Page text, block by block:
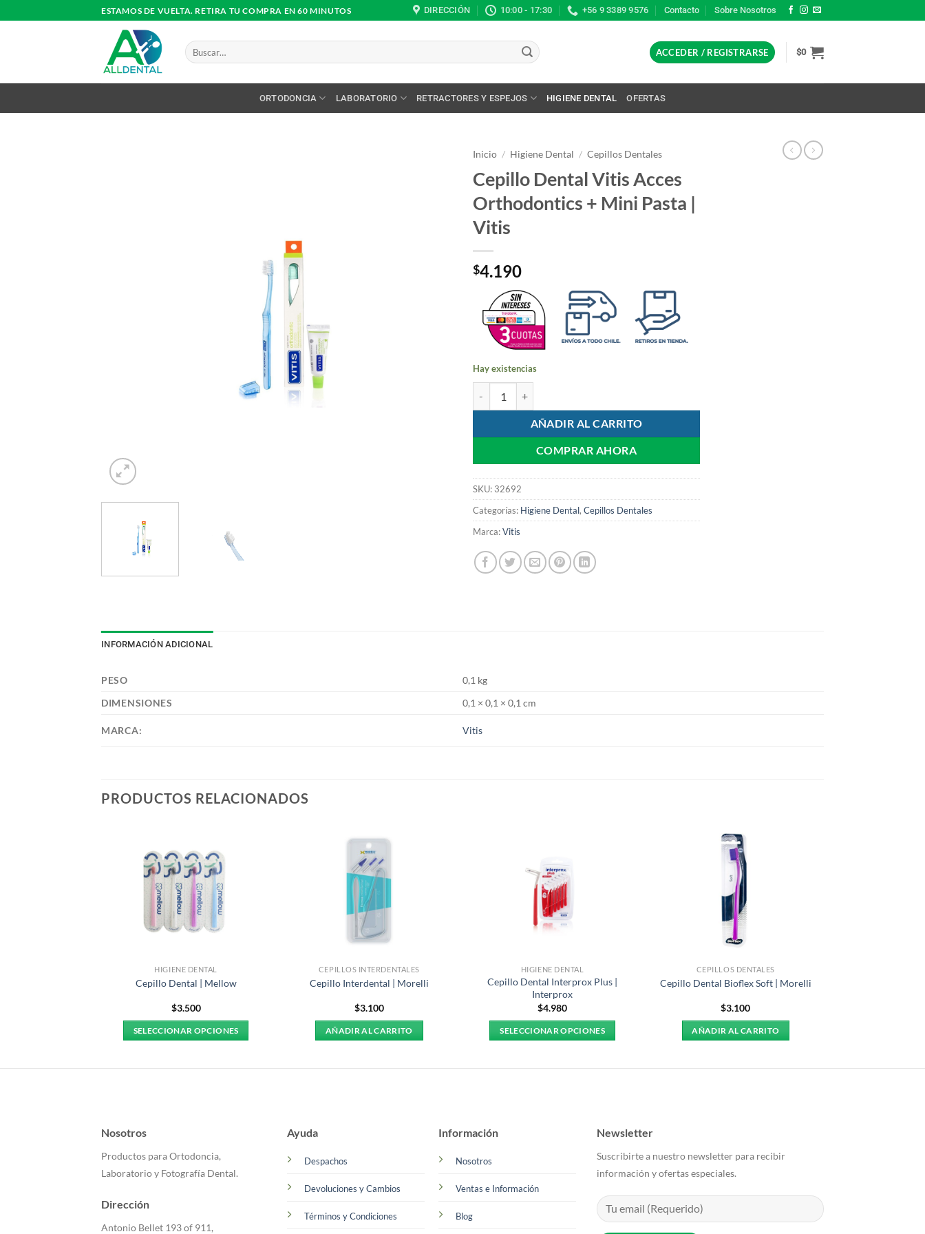
al
ESTAMOS DE VUELTA. RETIRA TU COMPRA EN 60 MINUTOS DIRECCIÓN 10:00 - 17:30 +56 9 3389 9576 Contacto Sobre Nosotros
Buscar
por:
ACCEDER / REGISTRARSE $0
ORTODONCIA LABORATORIO RETRACTORES Y ESPEJOS HIGIENE DENTAL OFERTAS
Inicio / Higiene Dental / Cepillos Dentales
Cepillo Dental Vitis Acces
Orthodontics + Mini Pasta |
Vitis
$4.190
Hay existencias
AÑADIR AL CARRITO
COMPRAR AHORA
SKU: 32692
Categorías: Higiene Dental, Cepillos Dentales
Marca:Vitis
INFORMACIÓN ADICIONAL
PESO
0,1 kg
DIMENSIONES
0,1 × 0,1 × 0,1 cm
MARCA: Vitis
PRODUCTOS RELACIONADOS
HIGIENE DENTAL
Cepillo Dental | Mellow
$3.500
SELECCIONAR OPCIONES
se
pueden
la
CEPILLOS INTERDENTALES
Cepillo Interdental | Morelli
$3.100
AÑADIR AL CARRITO
HIGIENE DENTAL
Cepillo Dental Interprox Plus |
Interprox
$4.980
SELECCIONAR OPCIONES
CEPILLOS DENTALES
Cepillo Dental Bioflex Soft | Morelli
$3.100
AÑADIR AL CARRITO
Nosotros
Productos para Ortodoncia,
Laboratorio y Fotografía Dental.
Dirección
Antonio Bellet 193 of 911,
Ayuda
Despachos
Devoluciones y Cambios
Términos y Condiciones
Información
Nosotros
Ventas e Información
Blog
Newsletter
Suscribirte a nuestro newsletter para recibir
información y ofertas especiales.